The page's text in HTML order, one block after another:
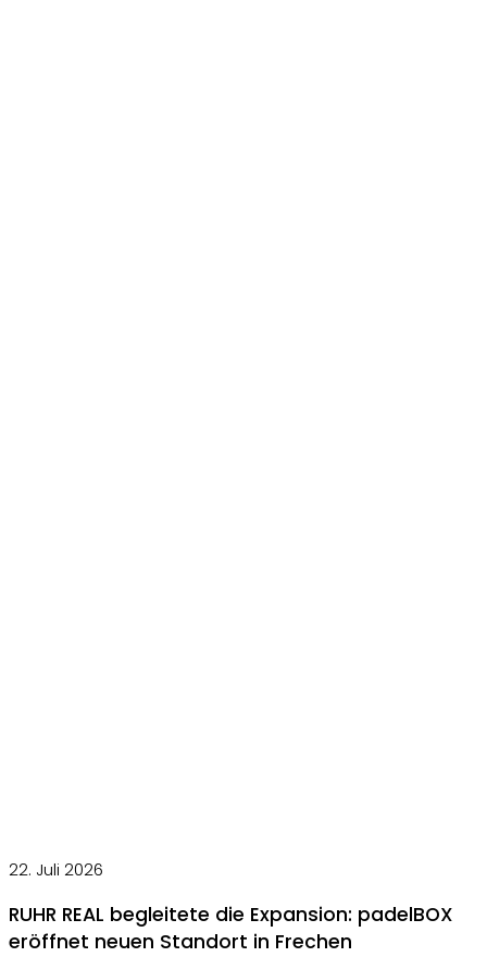
22. Juli 2026
RUHR REAL begleitete die Expansion: padelBOX
eröffnet neuen Standort in Frechen